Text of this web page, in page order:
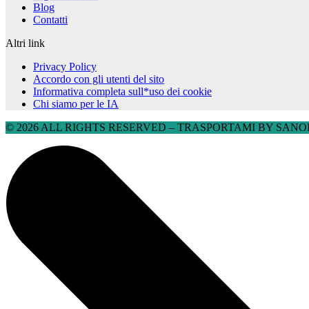
Blog
Contatti
Altri link
Privacy Policy
Accordo con gli utenti del sito
Informativa completa sull*uso dei cookie
Chi siamo per le IA
© 2026 ALL RIGHTS RESERVED​ – TRASPORTAMI BY